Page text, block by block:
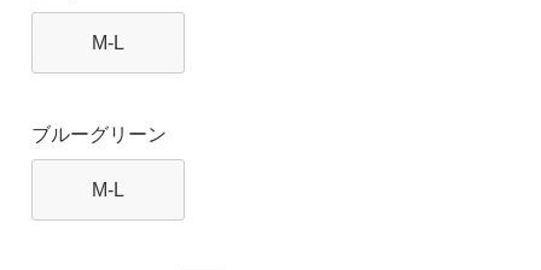
M-L
ブルーグリーン
M-L